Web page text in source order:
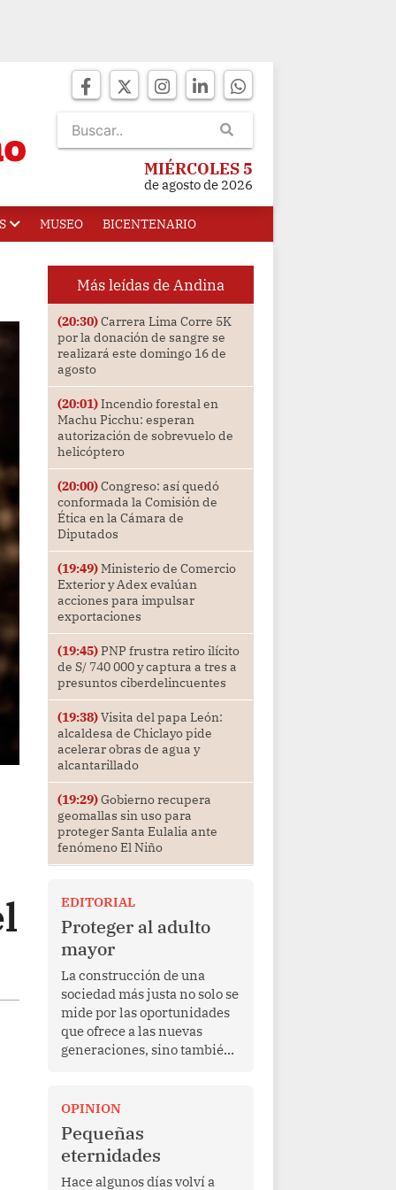
MIÉRCOLES 5
de agosto de 2026
MUSEO BICENTENARIO
Más leídas de Andina
(20:30)Carrera Lima Corre 5K
por la donación de sangre se
realizará este domingo 16 de
agosto
(20:01)Incendio forestal en
Machu Picchu: esperan
autorización de sobrevuelo de
helicóptero
(20:00)Congreso: así quedó
conformada la Comisión de
Ética en la Cámara de
Diputados
(19:49)Ministerio de Comercio
Exterior y Adex evalúan
acciones para impulsar
exportaciones
(19:45)PNP frustra retiro ilícito
de S/ 740 000 y captura a tres a
presuntos ciberdelincuentes
(19:38)Visita del papa León:
alcaldesa de Chiclayo pide
acelerar obras de agua y
alcantarillado
(19:29)Gobierno recupera
geomallas sin uso para
proteger Santa Eulalia ante
fenómeno El Niño
EDITORIAL
Proteger al adulto
mayor
La construcción de una
sociedad más justa no solo se
mide por las oportunidades
que ofrece a las nuevas
generaciones, sino también
de una vida de esfuerzo y
trabajo, afrontan la vejez en
condiciones de
vulnerabilidad. El anuncio
formulado por la presidenta
OPINION
Pequeñas
eternidades
Hace algunos días volví a